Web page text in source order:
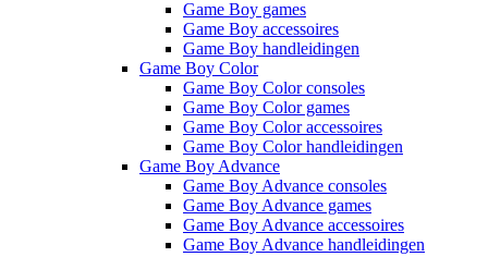
Game Boy games
Game Boy accessoires
Game Boy handleidingen
Game Boy Color
Game Boy Color consoles
Game Boy Color games
Game Boy Color accessoires
Game Boy Color handleidingen
Game Boy Advance
Game Boy Advance consoles
Game Boy Advance games
Game Boy Advance accessoires
Game Boy Advance handleidingen